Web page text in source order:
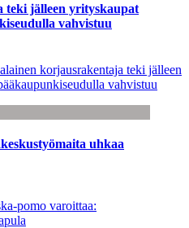
teki jälleen yrityskaupat
vahvistuu
korjausrakentaja teki jälleen
vahvistuu
uhkaa
pomo varoittaa: